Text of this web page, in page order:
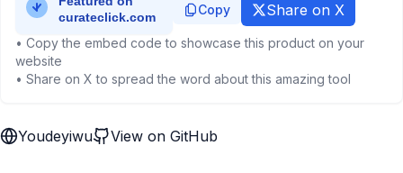
Copy Share on X
• Copy the embed code to showcase this product on your
website
• Share on X to spread the word about this amazing tool
Youdeyiwu View on GitHub